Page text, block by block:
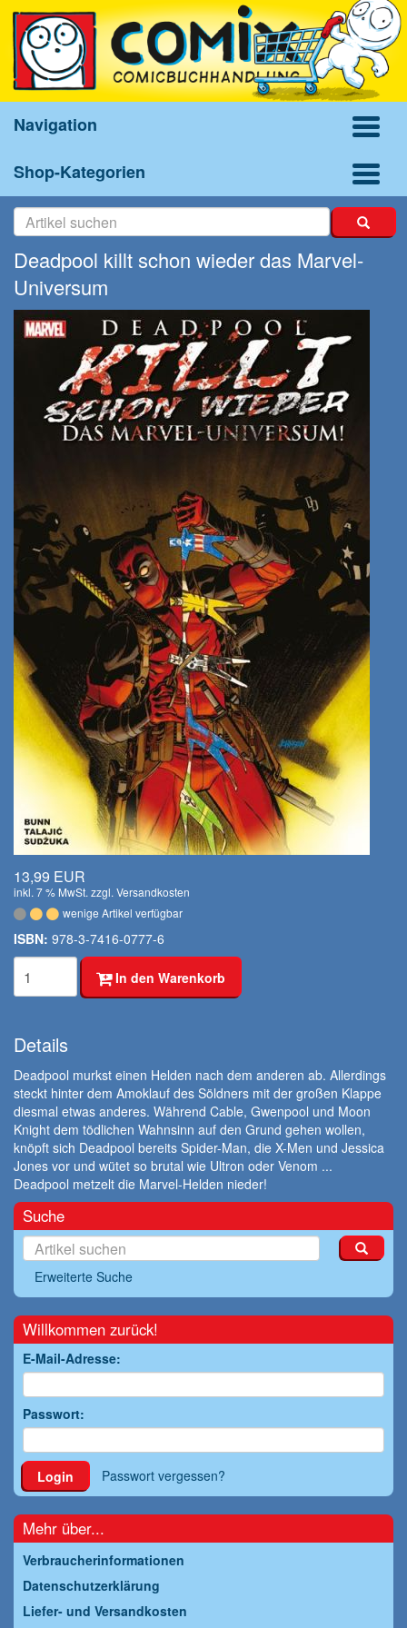
Navigation
Shop-Kategorien
Deadpool killt schon wieder das Marvel-
Universum
13,99 EUR
inkl. 7 % MwSt. zzgl. Versandkosten
wenige Artikel verfügbar
ISBN: 978-3-7416-0777-6
In den Warenkorb
Details
Deadpool murkst einen Helden nach dem anderen ab. Allerdings
steckt hinter dem Amoklauf des Söldners mit der großen Klappe
diesmal etwas anderes. Während Cable, Gwenpool und Moon
Knight dem tödlichen Wahnsinn auf den Grund gehen wollen,
knöpft sich Deadpool bereits Spider-Man, die X-Men und Jessica
Jones vor und wütet so brutal wie Ultron oder Venom ...
Deadpool metzelt die Marvel-Helden nieder!
Suche
Erweiterte Suche
Willkommen zurück!
E-Mail-Adresse:
Passwort:
Login Passwort vergessen?
Mehr über...
Verbraucherinformationen
Datenschutzerklärung
Liefer- und Versandkosten